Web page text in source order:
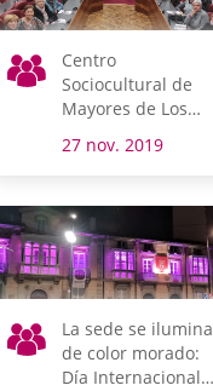
Centro
Sociocultural de
Mayores de Los
27 nov. 2019
La sede se ilumina
de color morado:
Día Internacional